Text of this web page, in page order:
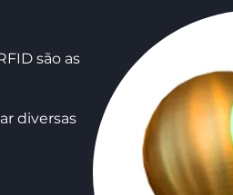
são as
diversas